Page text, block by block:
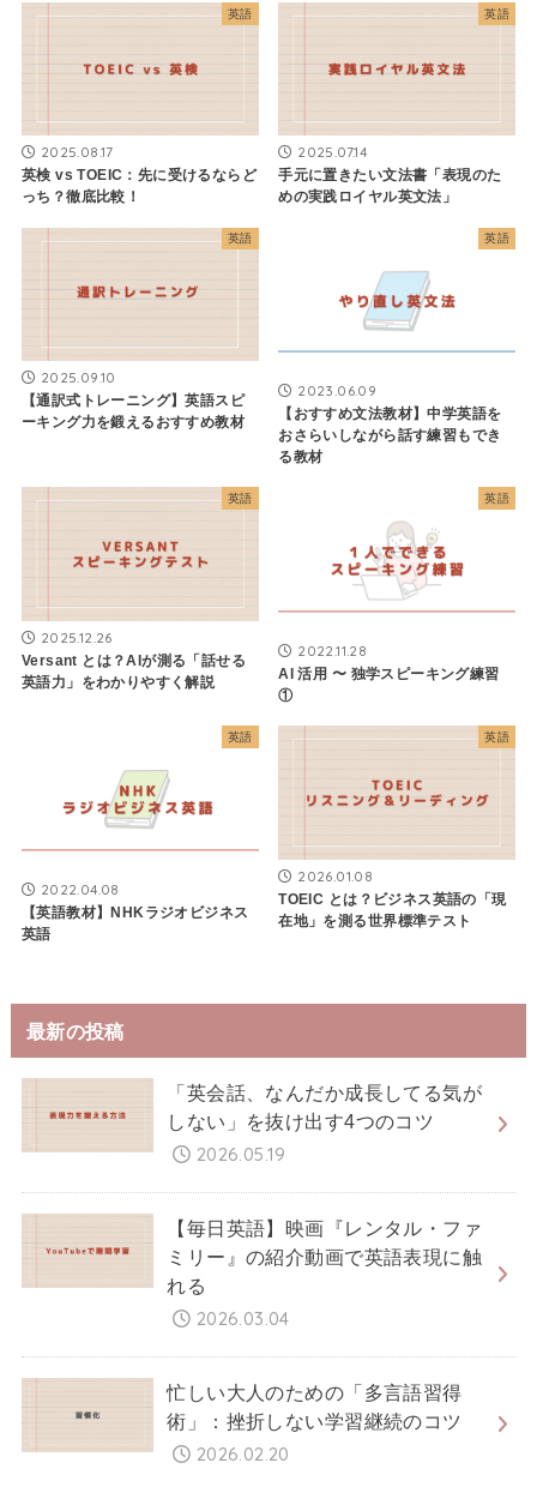
英語
2025.08.17
英検 vs TOEIC：先に受けるならど
っち？徹底比較！
英語
2025.07.14
手元に置きたい文法書「表現のた
めの実践ロイヤル英文法」
英語
2025.09.10
【通訳式トレーニング】英語スピ
ーキング力を鍛えるおすすめ教材
英語
2023.06.09
【おすすめ文法教材】中学英語を
おさらいしながら話す練習もでき
る教材
英語
2025.12.26
Versant とは？AIが測る「話せる
英語力」をわかりやすく解説
英語
2022.11.28
AI 活用 〜 独学スピーキング練習
①
英語
2022.04.08
【英語教材】NHKラジオビジネス
英語
英語
2026.01.08
TOEIC とは？ビジネス英語の「現
在地」を測る世界標準テスト
最新の投稿
「英会話、なんだか成長してる気が
しない」を抜け出す4つのコツ
2026.05.19
【毎日英語】映画『レンタル・ファ
ミリー』の紹介動画で英語表現に触
れる
2026.03.04
忙しい大人のための「多言語習得
術」：挫折しない学習継続のコツ
2026.02.20